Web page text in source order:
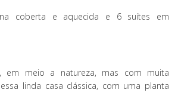
coberta e aquecida e 6 suítes em
em meio a natureza, mas com muita
linda casa clássica, com uma planta